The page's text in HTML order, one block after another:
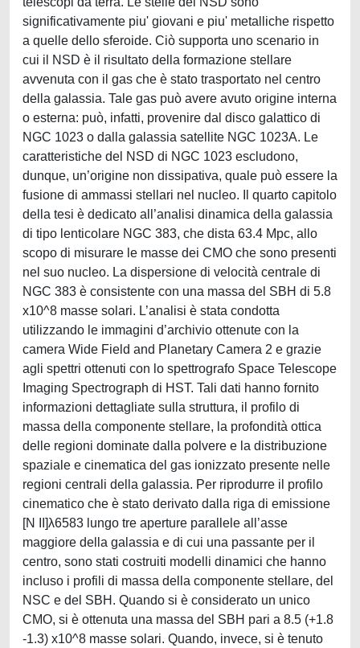
significativamente piu' giovani e piu' metalliche rispetto
a quelle dello sferoide. Ciò supporta uno scenario in
cui il NSD è il risultato della formazione stellare
avvenuta con il gas che è stato trasportato nel centro
della galassia. Tale gas può avere avuto origine interna
o esterna: può, infatti, provenire dal disco galattico di
NGC 1023 o dalla galassia satellite NGC 1023A. Le
caratteristiche del NSD di NGC 1023 escludono,
dunque, un’origine non dissipativa, quale può essere la
fusione di ammassi stellari nel nucleo. Il quarto capitolo
della tesi è dedicato all’analisi dinamica della galassia
di tipo lenticolare NGC 383, che dista 63.4 Mpc, allo
scopo di misurare le masse dei CMO che sono presenti
nel suo nucleo. La dispersione di velocità centrale di
NGC 383 è consistente con una massa del SBH di 5.8
x10^8 masse solari. L’analisi è stata condotta
utilizzando le immagini d’archivio ottenute con la
camera Wide Field and Planetary Camera 2 e grazie
agli spettri ottenuti con lo spettrografo Space Telescope
Imaging Spectrograph di HST. Tali dati hanno fornito
informazioni dettagliate sulla struttura, il profilo di
massa della componente stellare, la profondità ottica
delle regioni dominate dalla polvere e la distribuzione
spaziale e cinematica del gas ionizzato presente nelle
regioni centrali della galassia. Per riprodurre il profilo
cinematico che è stato derivato dalla riga di emissione
[N II]λ6583 lungo tre aperture parallele all’asse
maggiore della galassia e di cui una passante per il
centro, sono stati costruiti modelli dinamici che hanno
incluso i profili di massa della componente stellare, del
NSC e del SBH. Quando si è considerato un unico
CMO, si è ottenuta una massa del SBH pari a 8.5 (+1.8
-1.3) x10^8 masse solari. Quando, invece, si è tenuto